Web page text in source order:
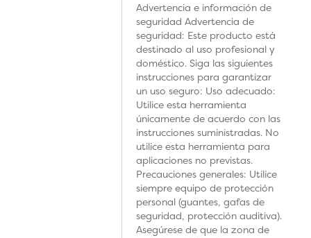
Advertencia e información de
seguridad Advertencia de
seguridad: Este producto está
destinado al uso profesional y
doméstico. Siga las siguientes
instrucciones para garantizar
un uso seguro: Uso adecuado:
Utilice esta herramienta
únicamente de acuerdo con las
instrucciones suministradas. No
utilice esta herramienta para
aplicaciones no previstas.
Precauciones generales: Utilice
siempre equipo de protección
personal (guantes, gafas de
seguridad, protección auditiva).
Asegúrese de que la zona de